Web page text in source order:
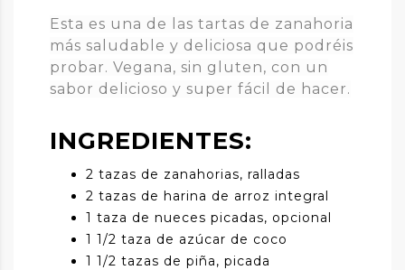
Esta es una de las tartas de zanahoria
más saludable y deliciosa que podréis
probar. Vegana, sin gluten, con un
sabor delicioso y super fácil de hacer.
INGREDIENTES:
2 tazas de zanahorias, ralladas
2 tazas de harina de arroz integral
1 taza de nueces picadas, opcional
1 1/2 taza de azúcar de coco
1 1/2 tazas de piña, picada